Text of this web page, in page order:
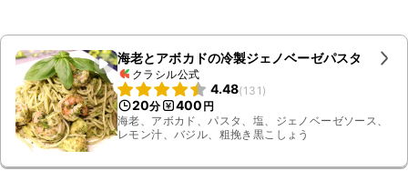
海老とアボカドの冷製ジェノベーゼパスタ
クラシル公式
4.48(131 )
20分 400 円
海老、アボカド、パスタ、塩、ジェノベーゼソース、
レモン汁、バジル、粗挽き黒こしょう